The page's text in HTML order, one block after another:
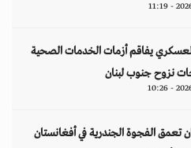
يفاقم أزمات الخدمات الصحية
نزوح جنوب لبنان
تعمق الفجوة الجندرية في أفغانستان